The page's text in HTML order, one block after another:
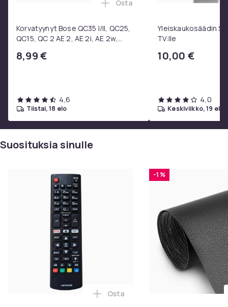
Korvatyynyt Bose QC35 I/II, QC25,
QC15, QC 2 AE 2, AE 2i, AE 2w,
8,99 €
Lisää Korvatyynyt Bose QC35
Osta
4,6
tiistai, 18 elo
Yleiskaukosäädin
TV:lle
10,00 €
4,0
keskiviikko, 19 elo
Suosituksia sinulle
Lisää Kaukosäädin LG TV
Osta
-1 %